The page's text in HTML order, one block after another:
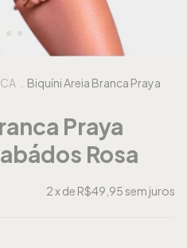
Biquíni Areia Branca Praya
Praya
Rosa
2x de R$49,95 sem juros